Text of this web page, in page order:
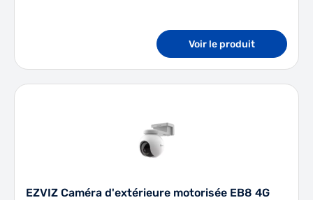
Voir le produit
EZVIZ Caméra d'extérieure motorisée EB8 4G